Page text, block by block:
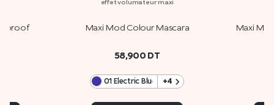
effet volumateur maxi
Maxi Mod Colour Mascara
58,900 DT
01 Electric Blue +4
Maxi